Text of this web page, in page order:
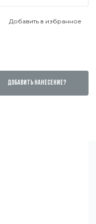
Добавить в избранное
ДОБАВИТЬ НАНЕСЕНИЕ?